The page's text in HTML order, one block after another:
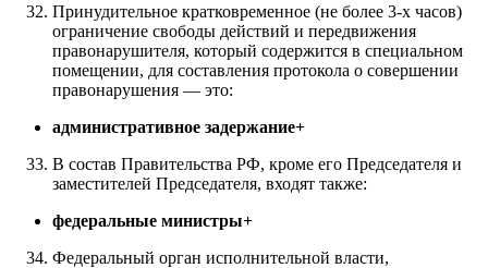
Принудительное кратковременное (не более 3-х часов)
ограничение свободы действий и передвижения
правонарушителя, который содержится в специальном
помещении, для составления протокола о совершении
правонарушения — это:
административное задержание+
В состав Правительства РФ, кроме его Председателя и
заместителей Председателя, входят также:
федеральные министры+
Федеральный орган исполнительной власти,